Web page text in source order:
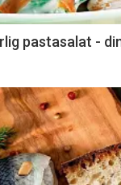
pastasalat -